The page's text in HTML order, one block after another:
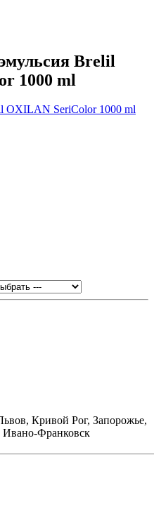
Brelil
1000 ml
Кривой Рог, Запорожье,
Ивано-Франковск